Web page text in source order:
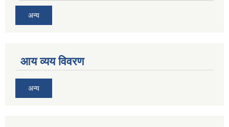
अन्य
आय व्यय विवरण
अन्य